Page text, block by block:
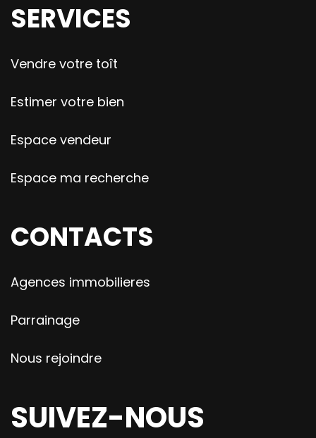
SERVICES
Vendre votre toît
Estimer votre bien
Espace vendeur
Espace ma recherche
CONTACTS
Agences immobilieres
Parrainage
Nous rejoindre
SUIVEZ-NOUS